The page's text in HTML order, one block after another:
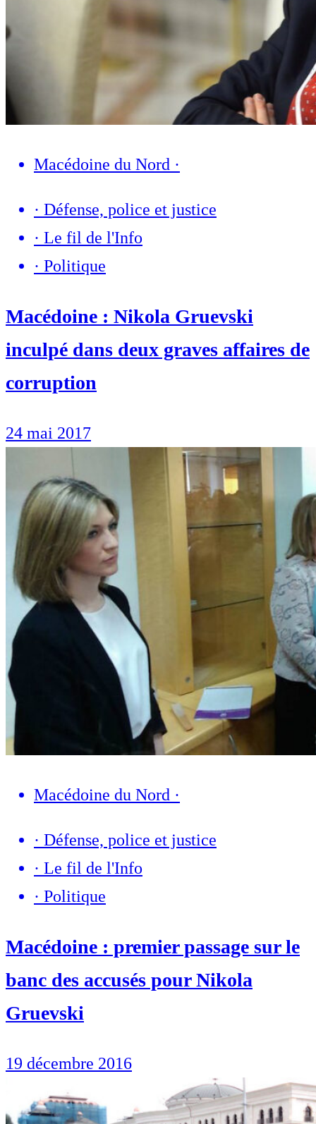
Macédoine du Nord ·
· Défense, police et justice
· Le fil de l'Info
· Politique
Macédoine : Nikola Gruevski
inculpé dans deux graves affaires de
corruption
24 mai 2017
Macédoine du Nord ·
· Défense, police et justice
· Le fil de l'Info
· Politique
Macédoine : premier passage sur le
banc des accusés pour Nikola
Gruevski
19 décembre 2016